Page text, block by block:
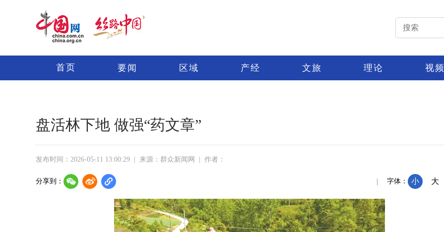
首页 要闻 区域 产经 文旅 理论 视频
盘活林下地 做强“药文章”
发布时间：2026-05-11 13:00:29 来源：群众新闻网 作者：
分享到： 字体： 小 大